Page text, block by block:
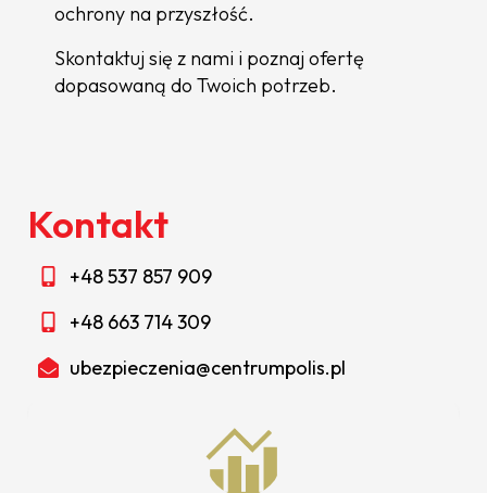
ochrony na przyszłość.
Skontaktuj się z nami i poznaj ofertę
dopasowaną do Twoich potrzeb.
Kontakt
+48 537 857 909
+48 663 714 309
ubezpieczenia@centrumpolis.pl